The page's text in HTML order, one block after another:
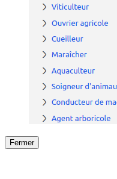
Fermer